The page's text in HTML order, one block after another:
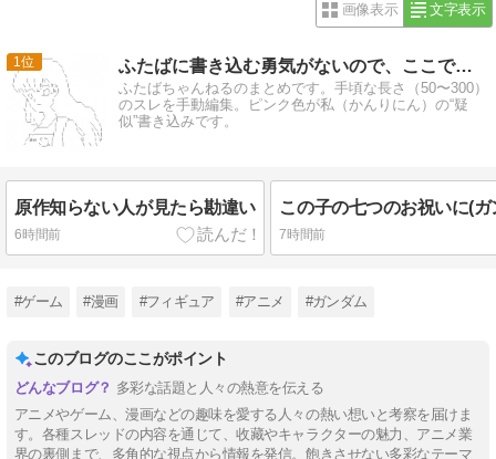
画像表示 文字表示
1 ふたばに書き込む勇気がないので、ここで勝手に参加するブログ
ふたばちゃんねるのまとめです。手頃な長さ（50〜300）
のスレを手動編集。ピンク色が私（かんりにん）の“疑
似”書き込みです。
原作知らない人が見たら勘違い
6時間前 7時間前
#ゲーム #漫画 #フィギュア #アニメ #ガンダム
このブログのここがポイント
多彩な話題と人々の熱意を伝える
アニメやゲーム、漫画などの趣味を愛する人々の熱い想いと考察を届けま
す。各種スレッドの内容を通じて、收藏やキャラクターの魅力、アニメ業
界の裏側まで、多角的な視点から情報を発信。飽きさせない多彩なテーマ